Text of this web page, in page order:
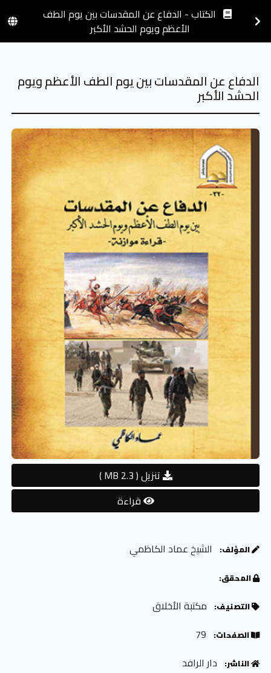
الكتاب - الدفاع عن المقدسات بين يوم الطف
الأعظم ويوم الحشد الأكبر
الدفاع عن المقدسات بين يوم الطف الأعظم ويوم
الحشد الأكبر
تنزيل( 2.3 MB )
قراءة
المؤلف: الشيخ عماد الكاظمي
المحقق:
التصنيف: مكتبة الأخلاق
الصفحات: 79
الناشر: دار الرافد